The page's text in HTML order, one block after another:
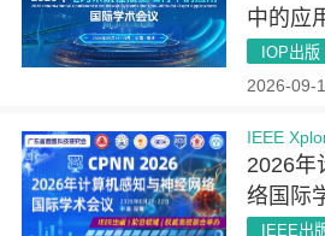
中的应
（IOP出版
2026-09-
IEEE
2026年
络国际
2026）
IEEE出